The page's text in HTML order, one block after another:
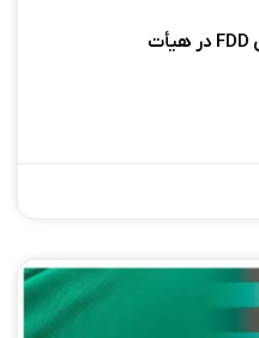
انتصاب عضو لابی صهیونیستی FDD در هیأت